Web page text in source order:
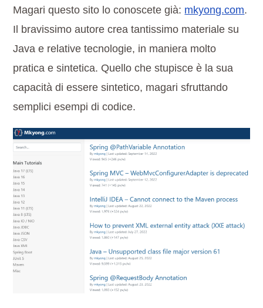
Magari questo sito lo conoscete già: mkyong.com.
Il bravissimo autore crea tantissimo materiale su
Java e relative tecnologie, in maniera molto
pratica e sintetica. Quello che stupisce è la sua
capacità di essere sintetico, magari sfruttando
semplici esempi di codice.